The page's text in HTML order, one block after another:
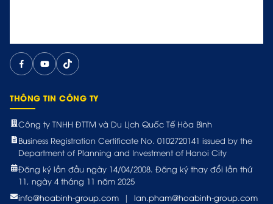
THÔNG TIN CÔNG TY
Công ty TNHH ĐTTM và Du Lịch Quốc Tế Hòa Bình
Business Registration Certificate No. 0102720141 issued by the
Department of Planning and Investment of Hanoi City
Đăng ký lần đầu ngày 14/04/2008. Đăng ký thay đổi lần thứ
11, ngày 4 tháng 11 năm 2025
info@hoabinh-group.com
|
lan.pham@hoabinh-group.com